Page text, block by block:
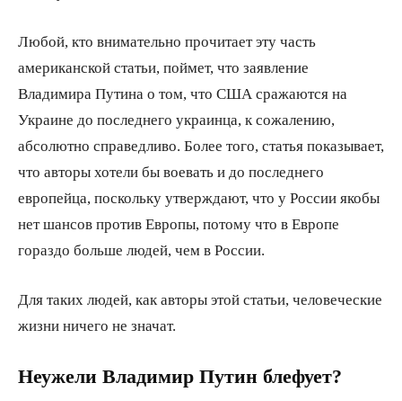
Любой, кто внимательно прочитает эту часть
американской статьи, поймет, что заявление
Владимира Путина о том, что США сражаются на
Украине до последнего украинца, к сожалению,
абсолютно справедливо. Более того, статья показывает,
что авторы хотели бы воевать и до последнего
европейца, поскольку утверждают, что у России якобы
нет шансов против Европы, потому что в Европе
гораздо больше людей, чем в России.
Для таких людей, как авторы этой статьи, человеческие
жизни ничего не значат.
Неужели Владимир Путин блефует?